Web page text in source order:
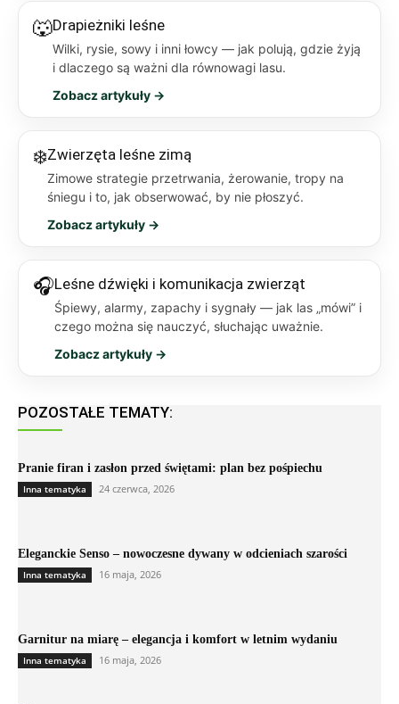
🐺Drapieżniki leśne
Wilki, rysie, sowy i inni łowcy — jak polują, gdzie żyją
i dlaczego są ważni dla równowagi lasu.
Zobacz artykuły →
❄️Zwierzęta leśne zimą
Zimowe strategie przetrwania, żerowanie, tropy na
śniegu i to, jak obserwować, by nie płoszyć.
Zobacz artykuły →
🎧Leśne dźwięki i komunikacja zwierząt
Śpiewy, alarmy, zapachy i sygnały — jak las „mówi” i
czego można się nauczyć, słuchając uważnie.
Zobacz artykuły →
POZOSTAŁE TEMATY:
Pranie firan i zasłon przed świętami: plan bez pośpiechu
Inna tematyka 24 czerwca, 2026
Eleganckie Senso – nowoczesne dywany w odcieniach szarości
Inna tematyka 16 maja, 2026
Garnitur na miarę – elegancja i komfort w letnim wydaniu
Inna tematyka 16 maja, 2026